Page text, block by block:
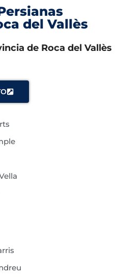
del Vallès
de Roca del Vallès